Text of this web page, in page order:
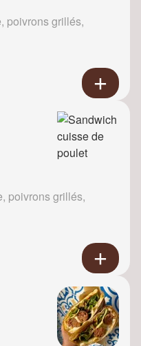
poivrons grillés,
poivrons grillés,